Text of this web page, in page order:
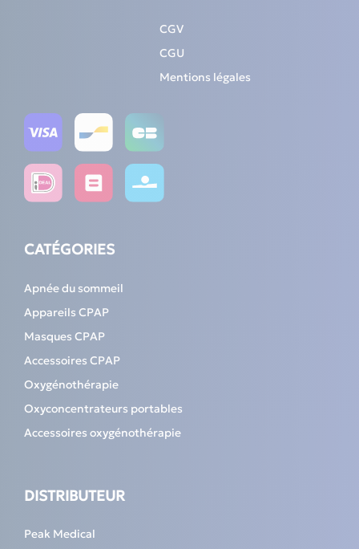
CGV
CGU
Mentions légales
CATÉGORIES
Apnée du sommeil
Appareils CPAP
Masques CPAP
Accessoires CPAP
Oxygénothérapie
Oxyconcentrateurs portables
Accessoires oxygénothérapie
DISTRIBUTEUR
Peak Medical